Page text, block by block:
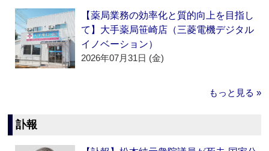
【薬局業務の効率化と質的向上を目指し
て】大手薬局笹崎店（三菱電機デジタル
イノベーション）
2026年07月31日 (金)
もっと見る »
訃報